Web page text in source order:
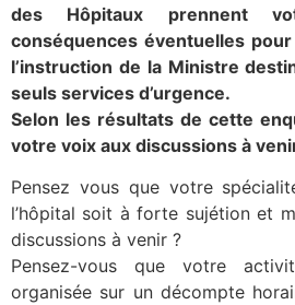
des Hôpitaux prennent
conséquences éventuelles
l’instruction de la Ministre
seuls services d’urgence.
Selon les résultats de cette
votre voix aux discussions à
Pensez vous que votre
l’hôpital soit à forte sujétion et
discussions à venir ?
Pensez-vous que votre
organisée sur un décompte